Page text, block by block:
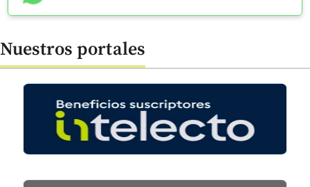
Nuestros portales